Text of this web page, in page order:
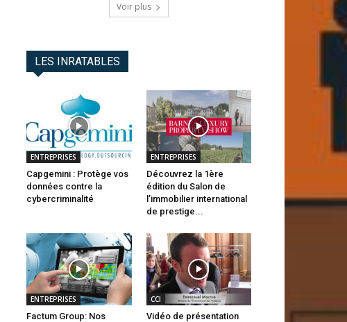
Voir plus
LES INRATABLES
ENTREPRISES
Capgemini : Protège vos
données contre la
cybercriminalité
ENTREPRISES
Découvrez la 1ère
édition du Salon de
l’immobilier international
de prestige...
ENTREPRISES
Factum Group: Nos
CCI
Vidéo de présentation